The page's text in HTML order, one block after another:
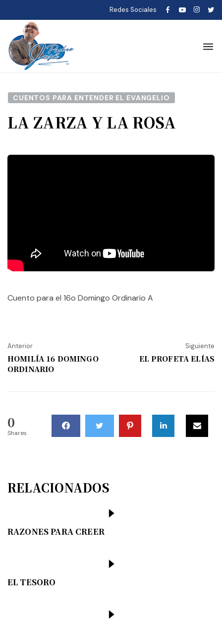
Redes Sociales
CUENTOS PARA ENTENDER EL EVANGELIO
LA ZARZA Y LA ROSA
Cuento para el 16o Domingo Ordinario A
Anterior
HOMILÍA 16 DOMINGO
ORDINARIO
Siguiente
EL PROFETA ELÍAS
0
Shares
RELACIONADOS
RAZONES PARA CREER
EL TESORO